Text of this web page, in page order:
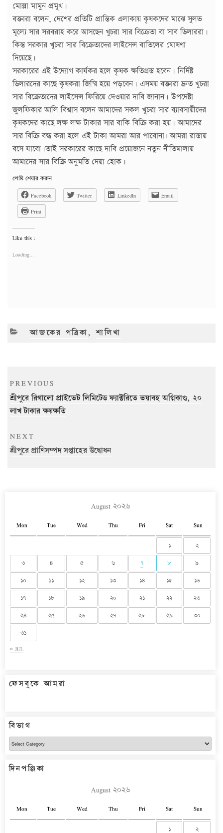
মোল্লা মামুন প্রমুখ।
বক্তারা বলেন, দেশের প্রতিটি প্রান্তিক এলাকায় কৃষকদের মাঝে সুলভ
মূল্যে সার সরবরাহ করে আসছেন খুচরা সার বিক্রেতা বা সাব ডিলাররা।
কিন্তু সরকার খুচরা সার বিক্রেতাদের লাইসেন্স বাতিলের ঘোষণা
দিয়েছে।
সরকারের এই উদ্যোগ কার্যকর হলে কৃষক ক্ষতিগ্রস্ত হবেন। নির্দিষ্ট
ডিলারদের কাছে কৃষকরা জিম্মি হয়ে পড়বেন। এসময় বক্তারা দ্রুত খুচরা
সার বিক্রেতাদের লাইসেন্স ফিরিয়ে দেওয়ার দাবি জানান। উপদেষ্টা
জুলফিকার আলি বিশ্বাস বলেন আমাদের সকল খুচরা সার ব্যাবসায়ীদের
কৃষকদের কাছে লক্ষ লক্ষ টাকার সার বাকি বিক্রি করা হয়। আমাদের
সার বিক্রি বন্ধ করা হলে এই টাকা আমরা আর পাবোনা৷ আমরা রাস্তায়
বসে যাবো।তাই সরকারের কাছে দাবি প্রয়োজনে নতুন নীতিমালায়
আমাদের সার বিক্রি অনুমতি দেয়া হোক।
পোষ্ট শেয়ার করুন
Facebook
Twitter LinkedIn
Email
Print
Like this:
Loading...
CATEGORIES
আজকের পত্রিকা,শালিখা
Post
navigation
Previous
Post
PREVIOUS
শ্রীপুরে রিগালো প্রাইভেট লিমিটেড ফ্যাক্টরিতে ভয়াবহ অগ্নিকাণ্ড, ২০
লাখ টাকার ক্ষয়ক্ষতি
Next
Post
NEXT
শ্রীপুরে প্রাণিসম্পদ সপ্তাহের উদ্বোধন
August ২০২৬
Mon Tue Wed Thu Fri Sat Sun
« JUL
১ ২
৩ ৪ ৫ ৬ ৭ ৮ ৯
১০ ১১ ১২ ১৩ ১৪ ১৫ ১৬
১৭ ১৮ ১৯ ২০ ২১ ২২ ২৩
২৪ ২৫ ২৬ ২৭ ২৮ ২৯ ৩০
৩১
ফেসবুকে আমরা
বিভাগ
বিভাগ
দিনপঞ্জিকা
August ২০২৬
Mon Tue Wed Thu Fri Sat Sun
১ ২